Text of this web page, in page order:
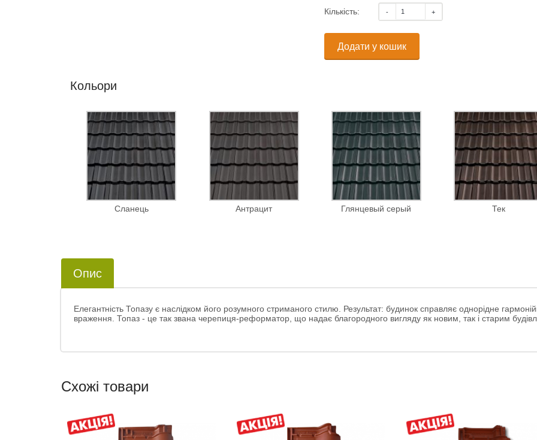
Кількість:
Додати у кошик
Кольори
Сланець Антрацит Глянцевый серый Тек
Опис
Елегантність Топазу є наслідком його розумного стриманого стилю. Результат: будинок справляє однорідне
враження. Топаз - це так звана черепиця-реформатор, що надає благородного вигляду як новим, так і старим
Схожі товари